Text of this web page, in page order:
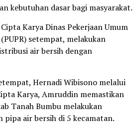
kebutuhan dasar bagi masyarakat.
Karya Dinas Pekerjaan Umum
setempat, melakukan
air bersih dengan
Hernadi Wibisono melalui
Karya, Amruddin memastikan
Tanah Bumbu melakukan
pipa air bersih di 5 kecamatan.